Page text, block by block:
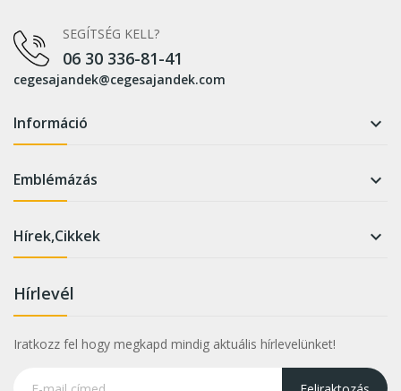
SEGÍTSÉG KELL?
06 30 336-81-41
cegesajandek@cegesajandek.com
Információ 
Emblémázás 
Hírek,Cikkek 
Hírlevél
Iratkozz fel hogy megkapd mindig aktuális hírlevelünket!